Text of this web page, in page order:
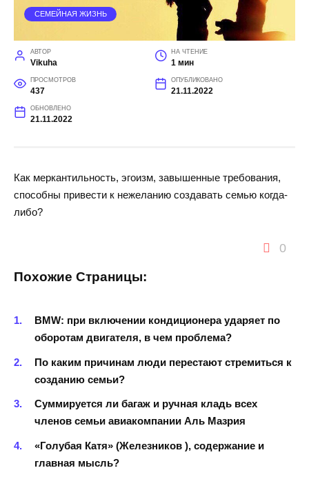
СЕМЕЙНАЯ ЖИЗНЬ
АВТОР
Vikuha
НА ЧТЕНИЕ
1 мин
ПРОСМОТРОВ
437
ОПУБЛИКОВАНО
21.11.2022
ОБНОВЛЕНО
21.11.2022
Как меркантильность, эгоизм, завышенные требования,
способны привести к нежеланию создавать семью когда-
либо?
0
Похожие Страницы:
BMW: при включении кондиционера ударяет по
оборотам двигателя, в чем проблема?
По каким причинам люди перестают стремиться к
созданию семьи?
Суммируется ли багаж и ручная кладь всех
членов семьи авиакомпании Аль Мазрия
«Голубая Катя» (Железников ), содержание и
главная мысль?